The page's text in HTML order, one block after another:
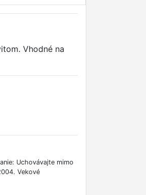
Vhodné na
Uchovávajte mimo
Vekové